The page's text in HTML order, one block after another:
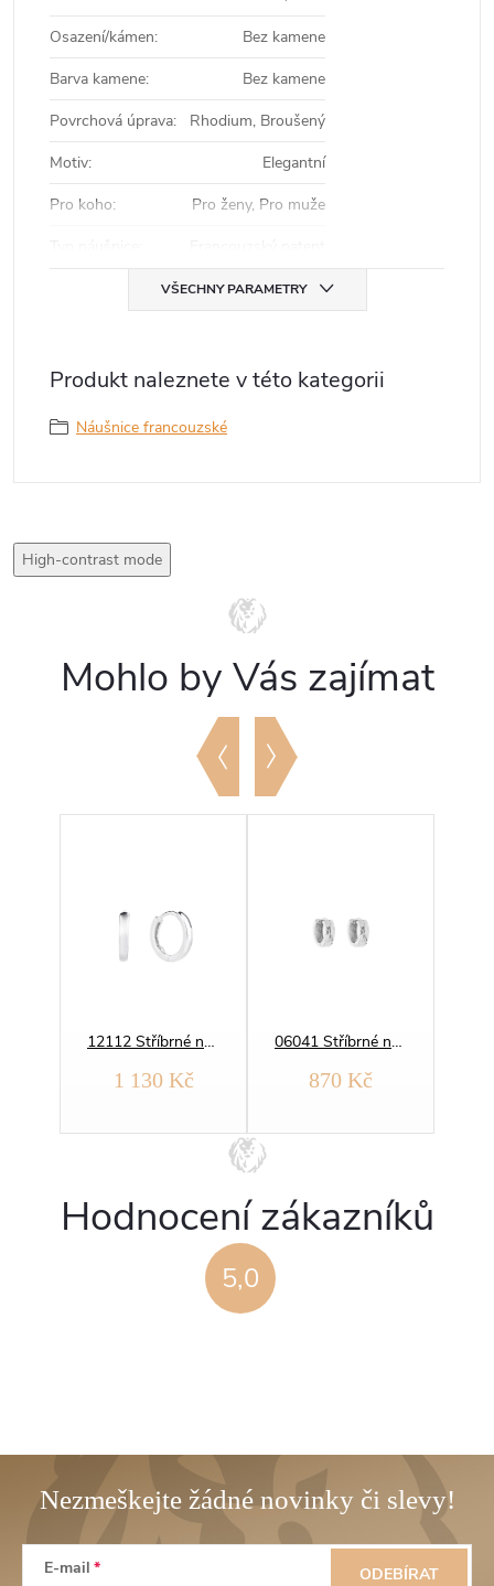
Osazení/kámen:
Bez kamene
Barva kamene:
Bez kamene
Povrchová úprava:
Rhodium, Broušený
Motiv:
Elegantní
Pro koho:
Pro ženy, Pro muže
VŠECHNY PARAMETRY
Produkt naleznete v této kategorii
Náušnice francouzské
High-contrast mode
Mohlo by Vás zajímat
12112 Stříbrné náušnice KROUŽKY 15 mm
1 130 Kč
06041 Stříbrné náušnice BROUŠENÉ 13 mm
870 Kč
5,0
Hodnocení zákazníků
Z
E-mail ODEBÍRAT